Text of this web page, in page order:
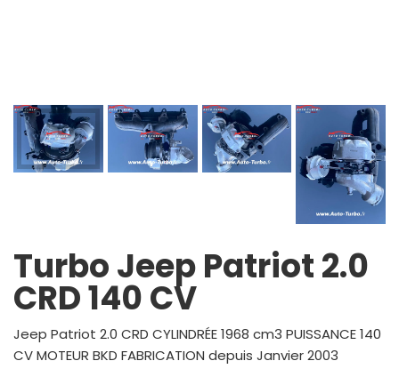
Turbo Jeep Patriot 2.0
CRD 140 CV
Jeep Patriot 2.0 CRD CYLINDRÉE 1968 cm3 PUISSANCE 140
CV MOTEUR BKD FABRICATION depuis Janvier 2003